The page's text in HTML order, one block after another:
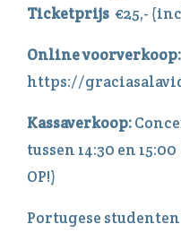
Ticketprijs €25,-
Online voorverkoop:
https://
Kassaverkoop:
tussen 14:30 en
OP!)
Portugese